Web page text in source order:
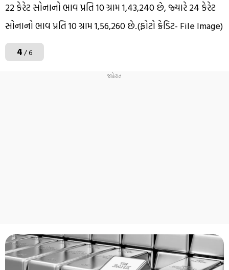
22 કેરેટ સોનાનો ભાવ પ્રતિ 10 ગ્રામ ₹1,43,240 છે, જ્યારે 24 કેરેટ
સોનાનો ભાવ પ્રતિ 10 ગ્રામ ₹1,56,260 છે.(ફોટો ક્રેડિટ- File Image)
4/ 6